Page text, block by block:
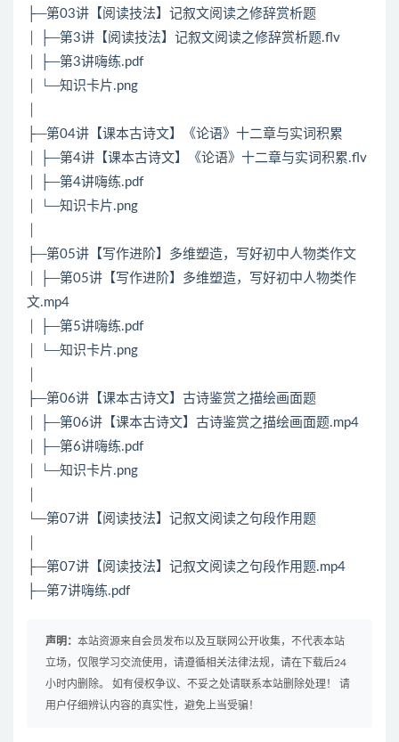
├─第03讲【阅读技法】记叙文阅读之修辞赏析题
│ ├─第3讲【阅读技法】记叙文阅读之修辞赏析题.flv
│ ├─第3讲嗨练.pdf
│ └─知识卡片.png
├─第04讲【课本古诗文】《论语》十二章与实词积累
│ ├─第4讲【课本古诗文】《论语》十二章与实词积累.flv
│ ├─第4讲嗨练.pdf
│ └─知识卡片.png
├─第05讲【写作进阶】多维塑造，写好初中人物类作文
│ ├─第05讲【写作进阶】多维塑造，写好初中人物类作
文.mp4
│ ├─第5讲嗨练.pdf
│ └─知识卡片.png
├─第06讲【课本古诗文】古诗鉴赏之描绘画面题
│ ├─第06讲【课本古诗文】古诗鉴赏之描绘画面题.mp4
│ ├─第6讲嗨练.pdf
│ └─知识卡片.png
└─第07讲【阅读技法】记叙文阅读之句段作用题
├─第07讲【阅读技法】记叙文阅读之句段作用题.mp4
├─第7讲嗨练.pdf
声明： 本站资源来自会员发布以及互联网公开收集，不代表本站
立场，仅限学习交流使用，请遵循相关法律法规，请在下载后24
小时内删除。 如有侵权争议、不妥之处请联系本站删除处理！ 请
用户仔细辨认内容的真实性，避免上当受骗！